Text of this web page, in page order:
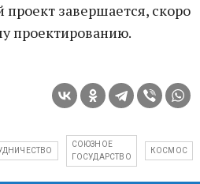
завершается, скоро
проектированию.
СОЮЗНОЕ
ГОСУДАРСТВО
КОСМОС